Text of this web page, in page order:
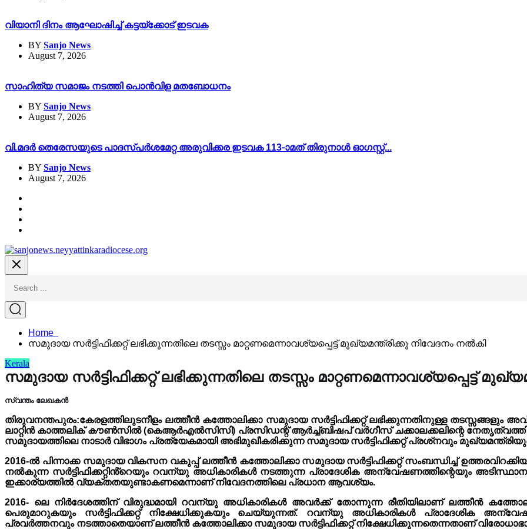
വിയാനി ദിനം ആഘോഷിച്ച് കട്ടയ്ക്കോട് ഇടവക
BY Sanjo News
August 7, 2026
സാഹിത്യ സമാജം നടത്തി പൊൻവിള മതബോധനം
BY Sanjo News
August 7, 2026
വി.മദർ തെരേസയുടെ പാദസ്പർശമേറ്റ അരുവിക്കര ഇടവക 113-ാമത് തിരുനാൾ ഓഗസ്റ്റ്...
BY Sanjo News
August 7, 2026
Home
സമുദായ സർട്ടിഫിക്കറ്റ് ലഭിക്കുന്നതിലെ തടസ്സം മാറ്റണമെന്നാവശ്യപ്പെട്ട് മുഖ്യമന്ത്രിക്കു നിവേദനം നൽകി
Kerala
സമുദായ സർട്ടിഫിക്കറ്റ് ലഭിക്കുന്നതിലെ തടസ്സം മാറ്റണമെന്നാവശ്യപ്പെട്ട്
സ്വന്തം ലേഖകൻ
തിരുവനന്തപുരം:കേരളത്തിലുടനീളം ലത്തീൻ കത്തോലിക്കാ സമുദായ സർട്ടിഫിക്കറ്റ് ലഭിക്കുന്നതിനുള്ള തടസ്സങ്ങളും
ലാറ്റിൻ കാത്തലിക് കൗൺസിൽ (കെആർഎൽസിസി) പ്രസിഡന്റ് ആർച്ച്ബിഷപ് വർഗീസ് ചക്കാലക്കലിന്റെ
സമുദായത്തിലെ നാടാർ വിഭാഗം പ്രത്യേകമായി അഭിമുഖീകരിക്കുന്ന സമുദായ സർട്ടിഫിക്കറ്റ് പ്രശ്‌നവും
2016-ൽ പിന്നാക്ക സമുദായ വികസന വകുപ്പ് ലത്തീൻ കത്തോലിക്കാ സമുദായ സർട്ടിഫിക്കറ്റ് സംബന്ധിച്ച്
നൽകുന്ന സർട്ടിഫിക്കറ്റിൻ്റെയും റവന്യു അധികാരികൾ നടത്തുന്ന പ്രാദേശിക അന്വേഷണത്തിന്റെയും
ഇക്കാര്യത്തിൽ വ്യക്തതയുണ്ടാകണമെന്നാണ് നിവേദനത്തിലെ പ്രധാന ആവശ്യം.
2016- ലെ നിർദേശത്തിന് വിരുദ്ധമായി റവന്യു അധികാരികൾ അവർക്ക് തോന്നുന്ന രീതിയിലാണ് ലത്തീൻ
പെരുമാറുകയും സർട്ടിഫിക്കറ്റ് നിക്ഷേധിക്കുകയും ചെയ്യുന്നത്. റവന്യു അധികാരികൾ പ്രാദേശിക
പ്രവർത്തനവും നടത്താതെയാണ് ലത്തീൻ കത്തോലിക്കാ സമുദായ സർട്ടിഫിക്കറ്റ് നിക്ഷേധിക്കുന്നതെന്നതാണ്